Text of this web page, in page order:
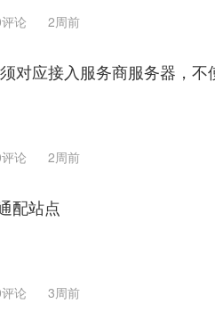
论 2周前
对应接入服务商服务器，不
论 2周前
配站点
论 3周前